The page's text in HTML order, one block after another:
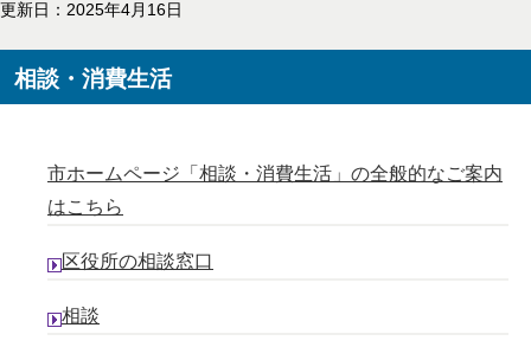
更新日：2025年4月16日
相談・消費生活
市ホームページ「相談・消費生活」の全般的なご案内
はこちら
区役所の相談窓口
相談